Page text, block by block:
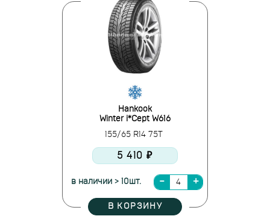
Hankook
Winter i*Cept W616
155/65 R14 75T
5 410 ₽
в наличии > 10шт.
В КОРЗИНУ